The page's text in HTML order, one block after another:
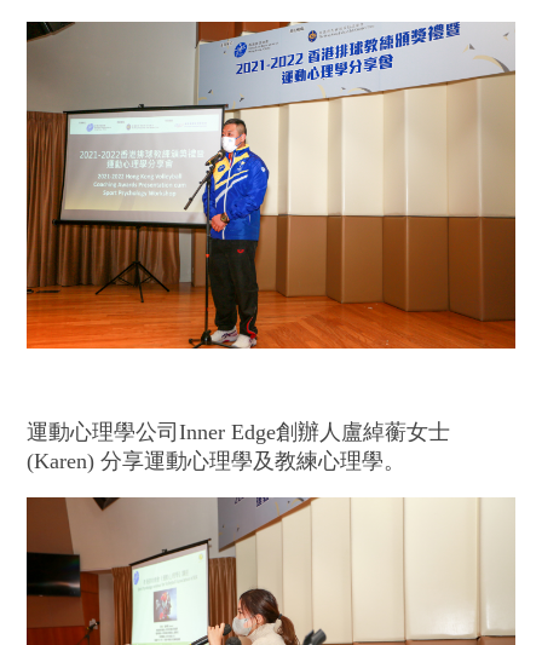
運動心理學公司Inner Edge創辦人盧綽蘅女士
(Karen) 分享運動心理學及教練心理學。